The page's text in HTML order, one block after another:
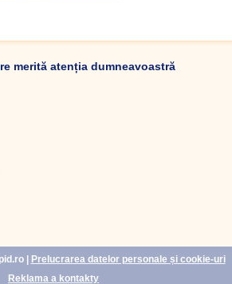
merită atenția dumneavoastră
|
Prelucrarea datelor personale și cookie-uri
Reklama a kontakty